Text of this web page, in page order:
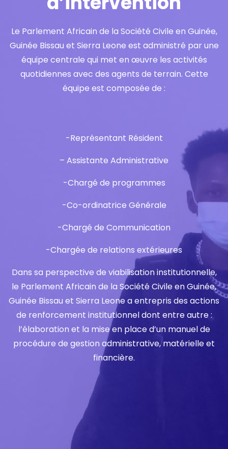
Le Parlement Africain de la Société Civile en Guinée,
Guinée Bissau et Sierra Leone est administré par une
équipe centrale qui met en œuvre les activités
quotidiennes avec des agents de terrain. Cette
équipe est composée de :
-Représentant Résident
– Assistante Administrative
-Chargé de programmes
-Co-ordinatrice Générale
-Chargé de Communication
-Chargée de relations extérieures
Dans sa perspective de viabilisation institutionnelle,
le Parlement Africain de la Société Civile en Guinée,
Guinée Bissau et Sierra Leone a entrepris des actions
de renforcement institutionnel dont entre autre :
l’élaboration et la mise en place d’un manuel de
procédure de gestion administrative, matérielle et
financière.